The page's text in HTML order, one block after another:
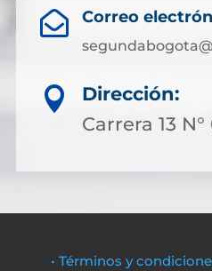
 Correo

Dirección:
Carrera 13
• Términos y